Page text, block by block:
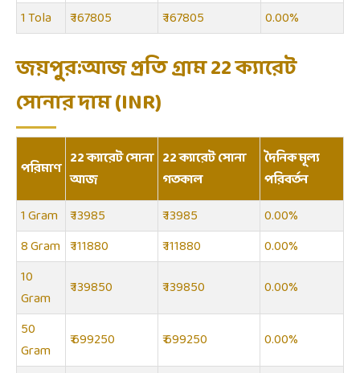
1 Tola
₹ 167805 ₹ 167805 0.00%
জয়পুর:আজ প্রতি গ্রাম 22 ক্যারেট
সোনার দাম (INR)
পরিমাণ 22 ক্যারেট সোনা
আজ
22 ক্যারেট সোনা
গতকাল
দৈনিক মূল্য
পরিবর্তন
1 Gram ₹ 13985 ₹ 13985
0.00%
8 Gram ₹ 111880 ₹ 111880
0.00%
10
Gram
₹ 139850 ₹ 139850
0.00%
50
Gram
₹ 699250 ₹ 699250
0.00%